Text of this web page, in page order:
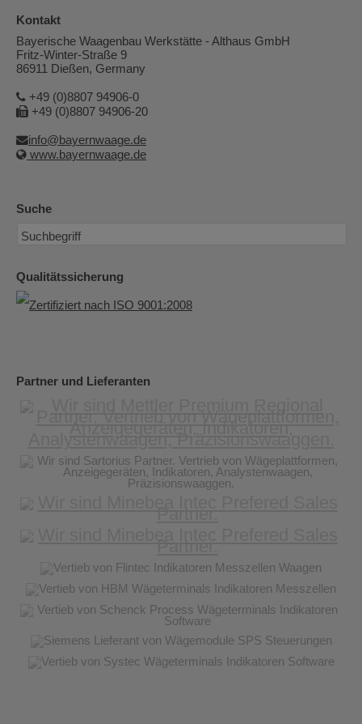
Kontakt
Bayerische Waagenbau Werkstätte - Althaus GmbH
Fritz-Winter-Straße 9
86911 Dießen, Germany
+49 (0)8807 94906-0
+49 (0)8807 94906-20
info@bayernwaage.de
www.bayernwaage.de
Suche
Qualitätssicherung
Partner und Lieferanten